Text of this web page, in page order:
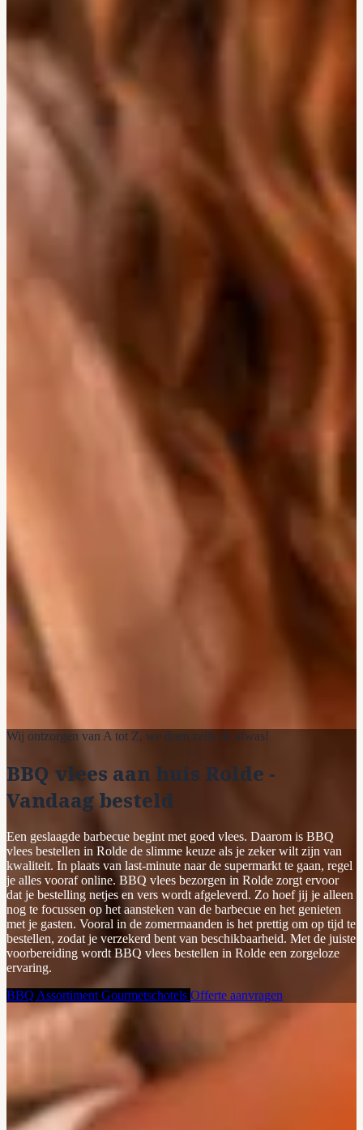
Wij ontzorgen van A tot Z, we doen zelfs de afwas!
BBQ vlees aan huis Rolde -
Vandaag besteld
Een geslaagde barbecue begint met goed vlees. Daarom is BBQ
vlees bestellen in Rolde de slimme keuze als je zeker wilt zijn van
kwaliteit. In plaats van last-minute naar de supermarkt te gaan, regel
je alles vooraf online. BBQ vlees bezorgen in Rolde zorgt ervoor
dat je bestelling netjes en vers wordt afgeleverd. Zo hoef jij je alleen
nog te focussen op het aansteken van de barbecue en het genieten
met je gasten. Vooral in de zomermaanden is het prettig om op tijd te
bestellen, zodat je verzekerd bent van beschikbaarheid. Met de juiste
voorbereiding wordt BBQ vlees bestellen in Rolde een zorgeloze
ervaring.
BBQ Assortiment Gourmetschotels Offerte aanvragen